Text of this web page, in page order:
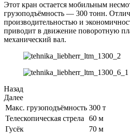
Этот кран остается мобильным
грузоподъёмность — 300 тонн.
производительностью и
приводит в движение поворотную
механический вал.
Назад
Далее
Макс. грузоподъёмность 300 т
Телескопическая стрела
60 м
Гусёк
70 м